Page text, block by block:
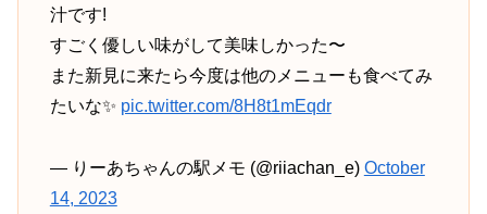
汁です!
すごく優しい味がして美味しかった〜
また新見に来たら今度は他のメニューも食べてみ
たいな✨ pic.twitter.com/8H8t1mEqdr
— りーあちゃんの駅メモ (@riiachan_e) October
14, 2023